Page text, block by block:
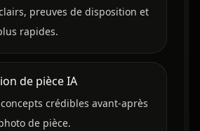
preuves de disposition et
rapides.
de pièce IA
crédibles avant-après
de pièce.